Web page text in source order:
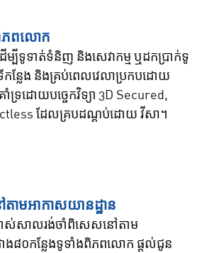
ភពលោក
ម្បីទូទាត់ទំនិញ និងសេវាកម្ម ឬដកប្រាក់ទូ
លែង និងគ្រប់ពេលវេលាប្រកបដោយ
ទ្រដោយបច្ចេកវិទ្យា 3D Secured,
ដែលគ្របដណ្តប់ដោយ វីសា។
មអាកាសយានដ្ឋាន
ាស់សាលរង់ចាំពិសេសនៅតាម
ាង៨០កន្លែងទូទាំងពិភពលោក ផ្តល់ជូន